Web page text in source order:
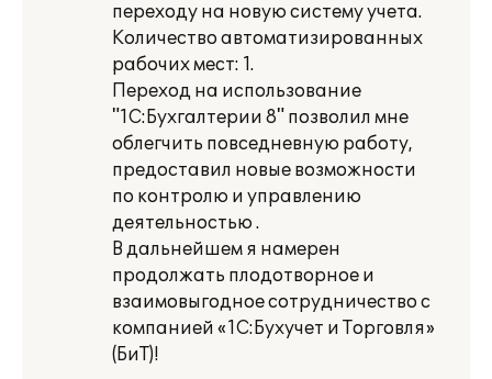
переходу на новую систему учета.
Количество автоматизированных
рабочих мест: 1.
Переход на использование
"1С:Бухгалтерии 8" позволил мне
облегчить повседневную работу,
предоставил новые возможности
по контролю и управлению
деятельностью .
В дальнейшем я намерен
продолжать плодотворное и
взаимовыгодное сотрудничество с
компанией «1С:Бухучет и Торговля»
(БиТ)!